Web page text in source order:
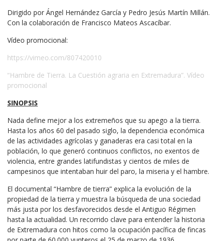
Dirigido por Ángel Hernández García y Pedro Jesús Martín Millán.
Con la colaboración de Francisco Mateos Ascacíbar.
Vídeo promocional:
https://vimeo.com/807420010
“Hambre de Tierra. La Cuestión agraria en Extremadura”. Vídeo
promocional
SINOPSIS
Nada define mejor a los extremeños que su apego a la tierra.
Hasta los años 60 del pasado siglo, la dependencia económica
de las actividades agrícolas y ganaderas era casi total en la
población, lo que generó continuos conflictos, no exentos de
violencia, entre grandes latifundistas y cientos de miles de
campesinos que intentaban huir del paro, la miseria y el hambre.
El documental “Hambre de tierra” explica la evolución de la
propiedad de la tierra y muestra la búsqueda de una sociedad
más justa por los desfavorecidos desde el Antiguo Régimen
hasta la actualidad. Un recorrido clave para entender la historia
de Extremadura con hitos como la ocupación pacífica de fincas